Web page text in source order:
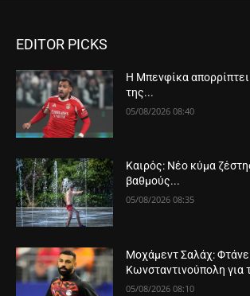
EDITOR PICKS
Η Μπενφίκα
της...
05/08/2026 08:40
Καιρός: Νέο κύμα
βαθμούς...
05/08/2026 08:35
Μοχάμεντ Σαλάχ:
Κωνσταντινούπολη για
05/08/2026 08:10